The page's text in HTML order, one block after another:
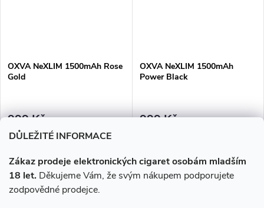
DŮLEŽITÉ INFORMACE
Zákaz prodeje elektronických cigaret osobám mladším
18 let. Děkujeme Vám, že svým nákupem podporujete
zodpovědné prodejce.
OXVA NeXLIM 1500mAh Rose
Gold
999 Kč
Skladem
DO KOŠÍKU
OXVA NeXLIM přináší revoluci
OXVA NeXLIM 1500mAh
Power Black
999 Kč
DO KOŠÍKU